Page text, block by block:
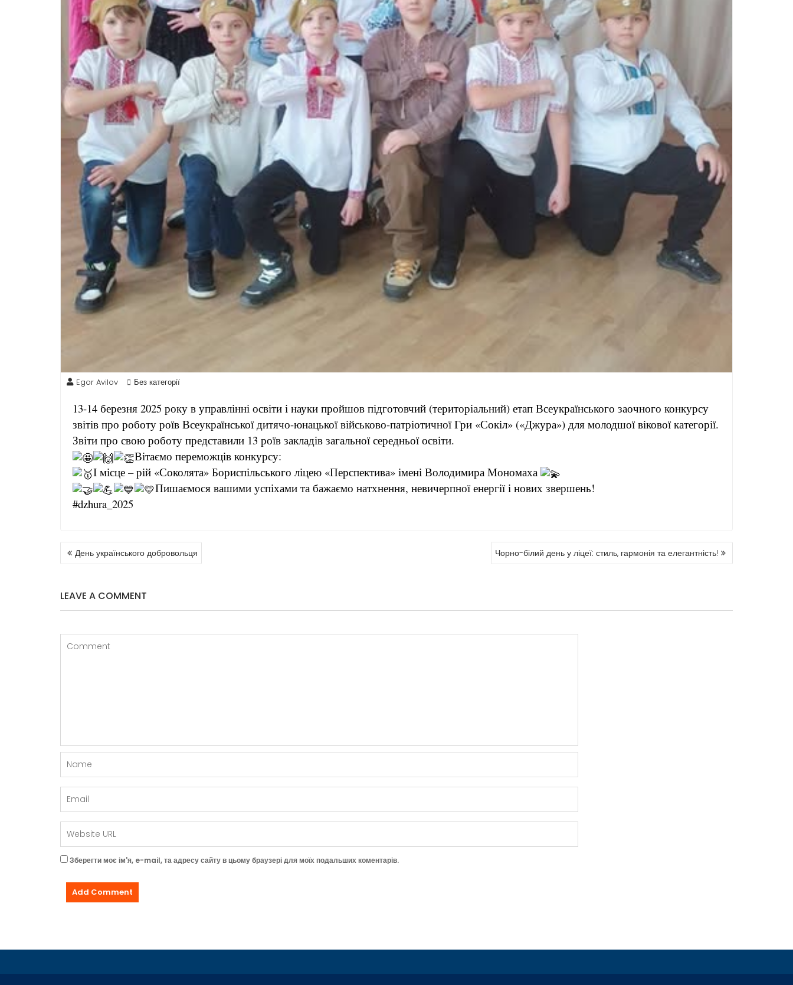
Egor Avilov Без категорії
13-14 березня 2025 року в управлінні освіти і науки пройшов підготовчий (територіальний) етап Всеукраїнського заочного конкурсу
звітів про роботу роїв Всеукраїнської дитячо-юнацької військово-патріотичної Гри «Сокіл» («Джура») для молодшої вікової категорії.
Звіти про свою роботу представили 13 роїв закладів загальної середньої освіти.
Вітаємо переможців конкурсу:
І місце – рій «Соколята» Бориспільського ліцею «Перспектива» імені Володимира Мономаха
Пишаємося вашими успіхами та бажаємо натхнення, невичерпної енергії і нових звершень!
#dzhura_2025
День українського добровольця Чорно-білий день у ліцеї: стиль, гармонія та елегантність!
LEAVE A COMMENT
Зберегти моє ім'я, e-mail, та адресу сайту в цьому браузері для моїх подальших коментарів.